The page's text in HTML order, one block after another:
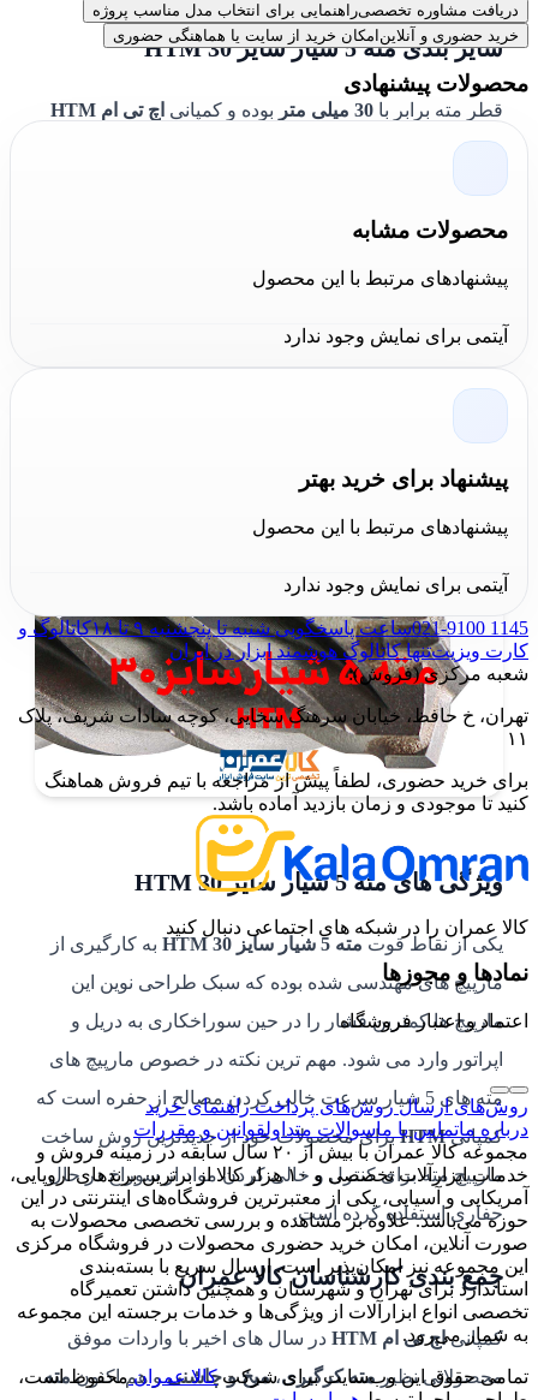
سایز بندی مته 5 شیار سایز 30 HTM
قطر مته برابر با 30 میلی متر بوده و کمپانی اچ تی ام HTM
برای قطر
تولید و روانه بازار کرده است. نمونه
40 سانتی متر کارگیر
سانتی طول کارگیرمفید و نمونه
فرمایید.
ویژگی هایمته 5 شیار سایز 30 HTM
یکی از نقاط قوت مته 5 شیار سایز 30 HTM
به کارگیری از
مارپیچ های مهندسی شده بوده که سبک طراحی نوین این
مارپیچ ها کمترین فشار را در حین سوراخکاری به دریل و
اپراتور وارد می شود. مهم ترین نکته در خصوص مارپیچ های
مته های 5 شیار سرعت خالی کردن مصالح از حفره است که
کمپانیHTMبرای محصولات خود از جدیدترین روش ساخت
مارپیچ مته برای کنترل و خالی کردن مواد از سوراخ در حال
حفاری استفاده کرده است.
جمع بندی کارشناسان کالا عمران
کمپانیاچ تی ام HTM
در سال های اخیر با واردات موفق
محصولاتی نظیرمته کرگیری،میخ و چاشنیو هم اکنونمته
دریافت مشاوره تخصصیراهنمایی برای انتخاب مدل مناسب پروژه
خرید حضوری و آنلاین امکان خرید از سایت یا هماهنگی حضوری
محصولات پیشنهادی
محصولات مشابه
پیشنهادهای مرتبط با این محصول
آیتمی برای نمایش وجود ندارد
پیشنهاد برای خرید بهتر
پیشنهادهای مرتبط با این محصول
آیتمی برای نمایش وجود ندارد
021-9100 1145ساعت پاسخگویی شنبه تا پنجشنبه ۹ تا ۱۸
کاتالوگ و
کارت ویزیتتنها کاتالوگ هوشمند ابزار در ایران
شعبه مرکزی (فروش):
تهران، خ حافظ، خیابان سرهنگ سخایی، کوچه سادات شریف، پلاک
۱۱
برای خرید حضوری، لطفاً پیش از مراجعه با تیم فروش هماهنگ
کنید تا موجودی و زمان بازدید آماده باشد.
کالا عمران را در شبکه های اجتماعی دنبال کنید
نمادها و مجوزها
اعتماد و اعتبار فروشگاه
روش‌های ارسالروش‌های پرداختراهنمای خرید
درباره ماتماس با ماسوالات متداولقوانین و مقررات
مجموعه کالا عمران با بیش از ۲۰ سال سابقه در زمینه فروش و
خدمات ابزارآلات تخصصی و ۱۰ هزار کالا از برترین برندهای اروپایی،
آمریکایی و آسیایی، یکی از معتبرترین فروشگاه‌های اینترنتی در این
حوزه می‌باشد. علاوه بر مشاهده و بررسی تخصصی محصولات به
صورت آنلاین، امکان خرید حضوری محصولات در فروشگاه مرکزی
این مجموعه نیز امکان‌پذیر است. ارسال سریع با بسته‌بندی
استاندارد برای تهران و شهرستان و همچنین داشتن تعمیرگاه
تخصصی انواع ابزارآلات از ویژگی‌ها و خدمات برجسته این مجموعه
به شمار می‌رود.
تمامی حقوق این وب‌سایت برای شرکتکالا عمرانمحفوظ است،